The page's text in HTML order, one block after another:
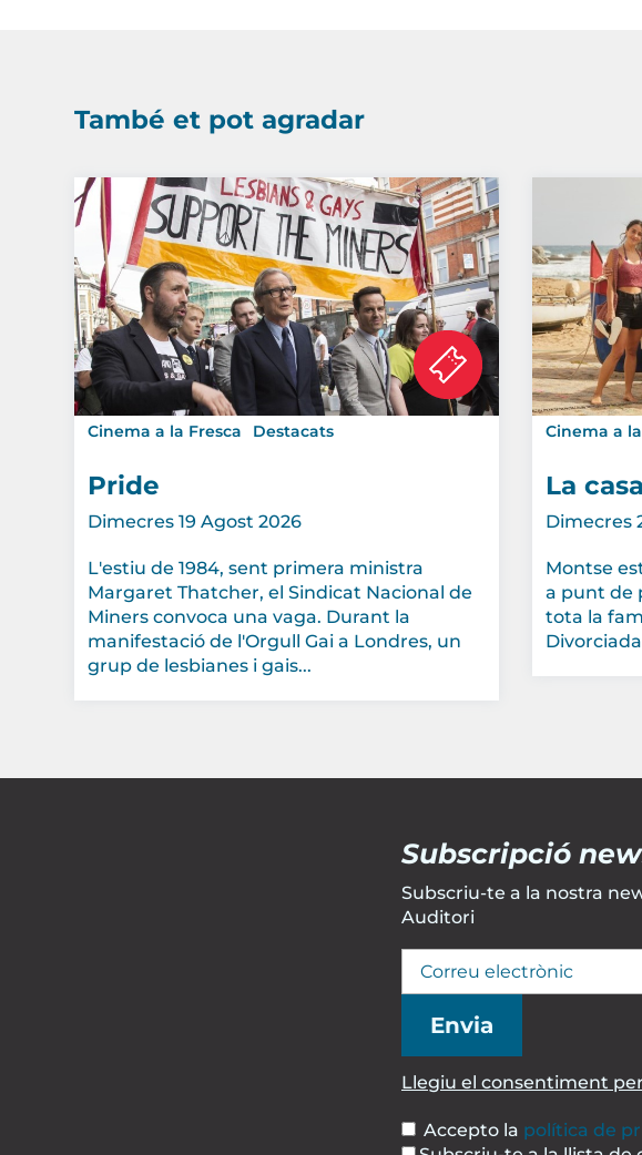
També et pot agradar
Cinema a la Fresca Destacats
Pride
Dimecres 19 Agost 2026
L'estiu de 1984, sent primera ministra
Margaret Thatcher, el Sindicat Nacional de
Miners convoca una vaga. Durant la
manifestació de l'Orgull Gai a Londres, un
grup de lesbianes i gais...
Cinema a
La
Dimecres
Montse
a punt de
tota la
Subscripció
Subscriu-te a la nostra
Auditori
Llegiu el consentiment
Accepto la política de